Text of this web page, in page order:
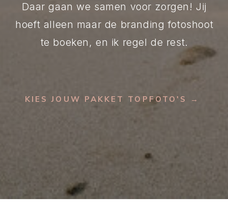
KIES JOUW PAKKET TOPFOTO'S →
Daar gaan we samen voor zorgen! Jij
hoeft alleen maar de branding fotoshoot
te boeken, en ik regel de rest.